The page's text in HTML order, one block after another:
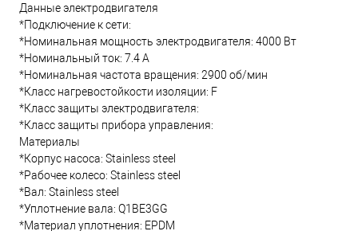
Данные электродвигателя
*Подключение к сети:
*Номинальная мощность электродвигателя: 4000 Вт
*Номинальный ток: 7.4 А
*Номинальная частота вращения: 2900 об/мин
*Класс нагревостойкости изоляции: F
*Класс защиты электродвигателя:
*Класс защиты прибора управления:
Материалы
*Корпус насоса: Stainless steel
*Рабочее колесо: Stainless steel
*Вал: Stainless steel
*Уплотнение вала: Q1BE3GG
*Материал уплотнения: EPDM